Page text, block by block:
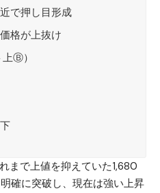
で押し目形成
格が上抜け
上Ⓑ）
まで上値を抑えていた1,680
確に突破し、現在は強い上昇